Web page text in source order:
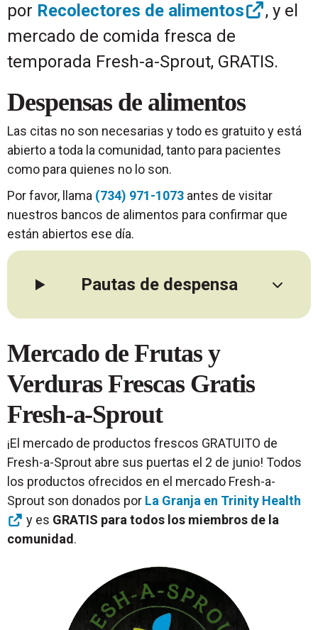
por Recolectores de alimentos
, y el
mercado de comida fresca de
temporada Fresh-a-Sprout, GRATIS.
Despensas de alimentos
Las citas no son necesarias y todo es gratuito y está
abierto a toda la comunidad, tanto para pacientes
como para quienes no lo son.
Por favor, llama (734) 971-1073 antes de visitar
nuestros bancos de alimentos para confirmar que
están abiertos ese día.
Pautas de despensa
Mercado de Frutas y
Verduras Frescas Gratis
Fresh-a-Sprout
¡El mercado de productos frescos GRATUITO de
Fresh-a-Sprout abre sus puertas el 2 de junio! Todos
los productos ofrecidos en el mercado Fresh-a-
Sprout son donados por La Granja en Trinity Health
y es GRATIS para todos los miembros de la
comunidad.